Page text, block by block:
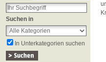
Suchen in
In Unterkategorien suchen